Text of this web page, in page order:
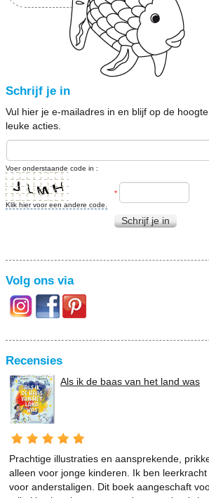
Schrijf je in
Vul hier je e-mailadres in en blijf op de
leuke acties.
Voer onderstaande code in :
Klik hier voor een andere code.
*
Schrijf je in
Volg ons via
Recensies
Als ik de baas van het land was
Prachtige illustraties en aansprekende,
alleen voor jonge kinderen. Ik ben
voor anderstaligen. Dit boek aangeschaft